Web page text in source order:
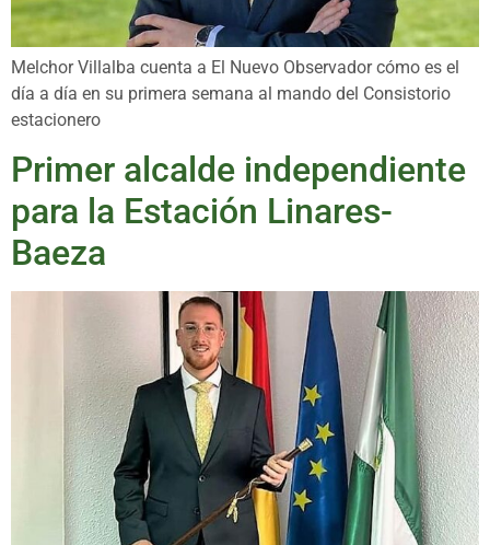
Melchor Villalba cuenta a El Nuevo Observador cómo es el
día a día en su primera semana al mando del Consistorio
estacionero
Primer alcalde independiente
para la Estación Linares-
Baeza